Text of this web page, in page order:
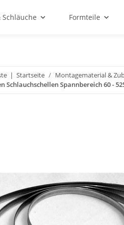
Schläuche Formteile
Startseite Montagematerial &
Schlauchschellen Spannbereich 60 -